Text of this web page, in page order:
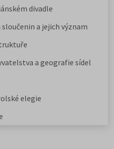
divadle
a jejich význam
a geografie sídel
elegie